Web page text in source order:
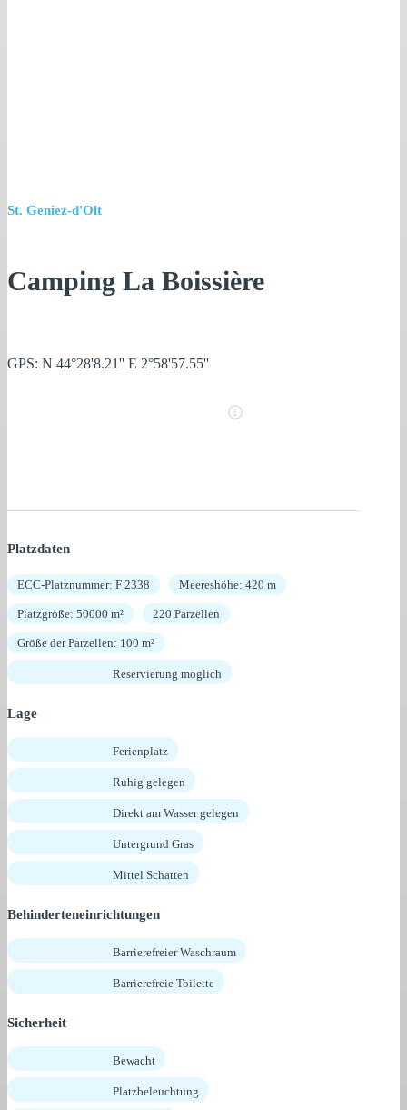
St. Geniez-d'Olt
Camping La Boissière
GPS: N 44°28'8.21'' E 2°58'57.55''
Platzdaten
ECC-Platznummer: F 2338 Meereshöhe: 420 m
Platzgröße: 50000 m² 220 Parzellen
Größe der Parzellen: 100 m²
Reservierung möglich
Lage
Ferienplatz
Ruhig gelegen
Direkt am Wasser gelegen
Untergrund Gras
Mittel Schatten
Behinderteneinrichtungen
Barrierefreier Waschraum
Barrierefreie Toilette
Sicherheit
Bewacht
Platzbeleuchtung